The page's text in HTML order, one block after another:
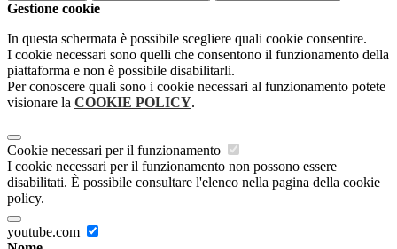
Gestione cookie
In questa schermata è possibile scegliere quali cookie consentire.
I cookie necessari sono quelli che consentono il funzionamento della
piattaforma e non è possibile disabilitarli.
Per conoscere quali sono i cookie necessari al funzionamento potete
visionare la COOKIE POLICY.
Cookie necessari per il funzionamento
I cookie necessari per il funzionamento non possono essere
disabilitati. È possibile consultare l'elenco nella pagina della cookie
policy.
youtube.com